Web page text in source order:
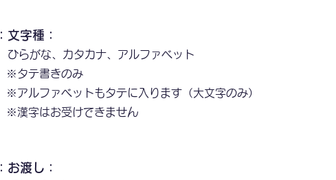
：文字種：
ひらがな、カタカナ、アルファベット
※タテ書きのみ
※アルファベットもタテに入ります（大文字のみ）
※漢字はお受けできません
：お渡し：